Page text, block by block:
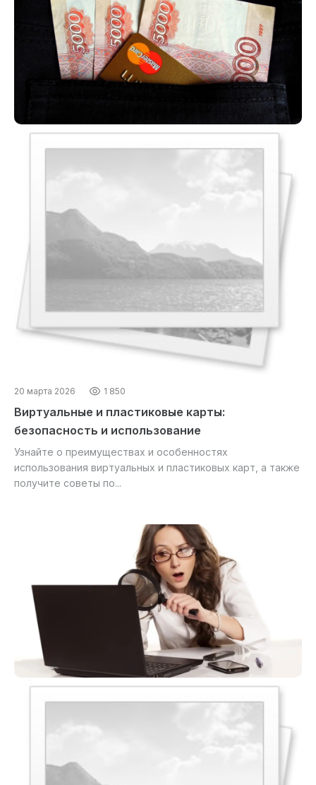
20 марта 2026 1 850
Виртуальные и пластиковые карты:
безопасность и использование
Узнайте о преимуществах и особенностях
использования виртуальных и пластиковых карт, а также
получите советы по...